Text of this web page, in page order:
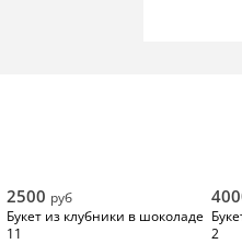
2500 руб
Букет из клубники в шоколаде
11
2